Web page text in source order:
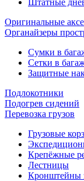
Штатные
Оригинальные
Органайзеры
Сумки в
Сетки в
Защитные
Подлокотники
Подогрев сидений
Перевозка грузов
Грузовые
Крепёжные
Лестницы
Кронштейны